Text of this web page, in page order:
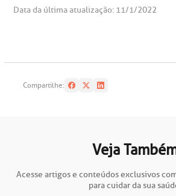
Endereço:
R. Colômbia, 332
de órgãos
Data da última atualização: 11/1/2022
Compartilhe:
Veja
Acesse artigos e conteúdos exclusivos
para cuidar da sua